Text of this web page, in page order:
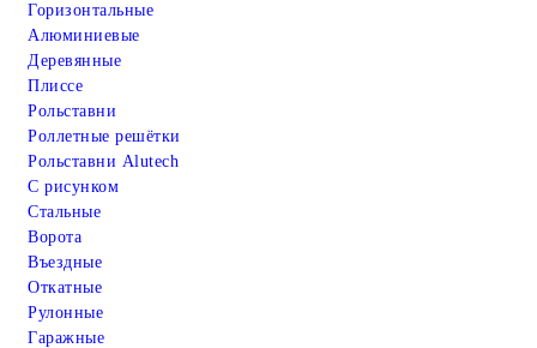
Горизонтальные
Алюминиевые
Деревянные
Плиссе
Рольставни
Роллетные решётки
Рольставни Alutech
С рисунком
Стальные
Ворота
Въездные
Откатные
Рулонные
Гаражные